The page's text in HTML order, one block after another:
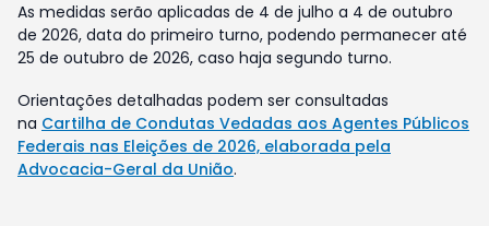
As medidas serão aplicadas de 4 de julho a 4 de outubro
de 2026, data do primeiro turno, podendo permanecer até
25 de outubro de 2026, caso haja segundo turno.
Orientações detalhadas podem ser consultadas
na Cartilha de Condutas Vedadas aos Agentes Públicos
Federais nas Eleições de 2026, elaborada pela
Advocacia-Geral da União.